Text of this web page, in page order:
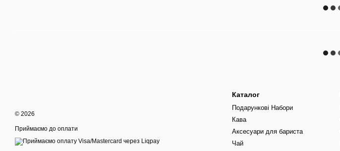
© 2026
Приймаємо до оплати
Каталог
Подарункові Набори
Кава
Аксесуари для бариста
Чай